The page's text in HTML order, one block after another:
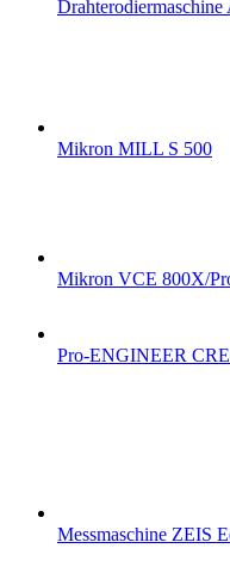
Mikron MILL S 500
Mikron VCE 800X/
Pro-ENGINEER
Messmaschine ZEIS